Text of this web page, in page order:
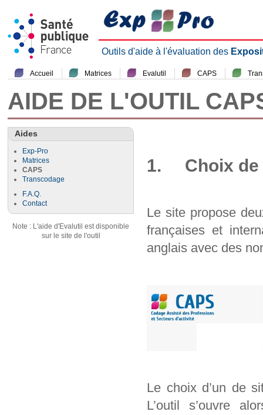
Outils d'aide à l'évaluation des
Accueil Matrices Evalutil CAPS
AIDE DE L'OUTIL
Aides
Exp-Pro
Matrices
CAPS
Transcodage
F.A.Q.
Contact
Note : L'aide d'Evalutil est disponible
sur le site de l'outil
1. Choix de
Le site propose
françaises et
anglais avec des
Le choix d’un de
L’outil s’ouvre